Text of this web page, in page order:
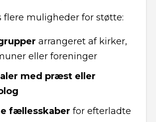
flere muligheder for støtte:
arrangeret af kirker,
eller foreninger
med præst eller
fællesskaber for efterladte